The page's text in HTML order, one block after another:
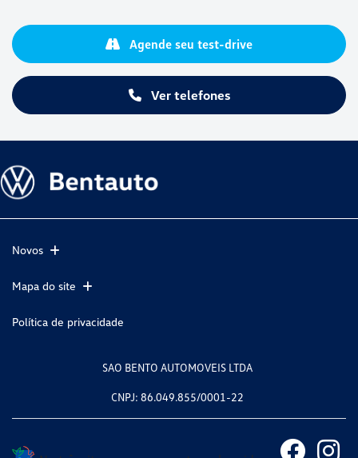
Ver telefones
Agende seu test-drive
Novos
Mapa do site
Política de privacidade
SAO BENTO AUTOMOVEIS LTDA
CNPJ: 86.049.855/0001-22